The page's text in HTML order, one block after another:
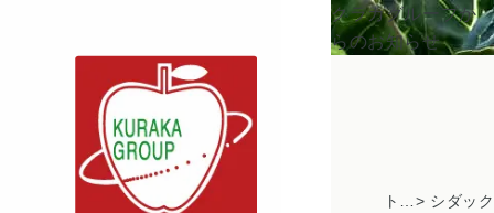
クラカグループか
らのお知らせ
トピックス一覧